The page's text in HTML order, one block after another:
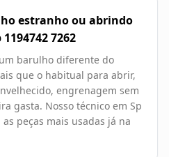
estranho ou abrindo
7262
barulho diferente do
que o habitual para abrir,
engrenagem sem
gasta. Nosso técnico em Sp
peças mais usadas já na